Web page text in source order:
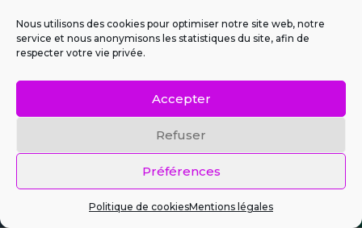
Nous utilisons des cookies pour optimiser notre site web, notre
service et nous anonymisons les statistiques du site, afin de
respecter votre vie privée.
Accepter
Refuser
Préférences
Politique de cookiesMentions légales
Politique de cookies (UE)
FAQ Alarme Diagral / Hager
SUIVEZ-NOUS SUR LES RÉSEAUX